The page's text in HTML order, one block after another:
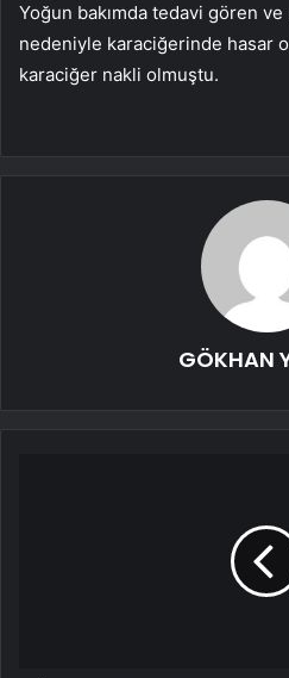
Yoğun bakımda tedavi gören
nedeniyle karaciğerinde hasar
karaciğer nakli olmuştu.
GÖKHAN